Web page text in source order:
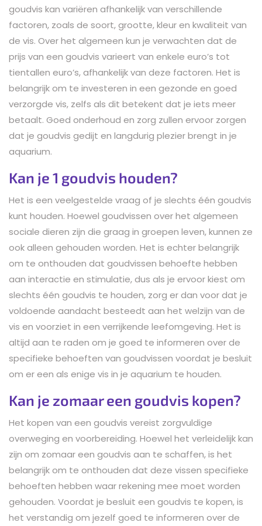
goudvis kan variëren afhankelijk van verschillende
factoren, zoals de soort, grootte, kleur en kwaliteit van
de vis. Over het algemeen kun je verwachten dat de
prijs van een goudvis varieert van enkele euro’s tot
tientallen euro’s, afhankelijk van deze factoren. Het is
belangrijk om te investeren in een gezonde en goed
verzorgde vis, zelfs als dit betekent dat je iets meer
betaalt. Goed onderhoud en zorg zullen ervoor zorgen
dat je goudvis gedijt en langdurig plezier brengt in je
aquarium.
Kan je 1 goudvis houden?
Het is een veelgestelde vraag of je slechts één goudvis
kunt houden. Hoewel goudvissen over het algemeen
sociale dieren zijn die graag in groepen leven, kunnen ze
ook alleen gehouden worden. Het is echter belangrijk
om te onthouden dat goudvissen behoefte hebben
aan interactie en stimulatie, dus als je ervoor kiest om
slechts één goudvis te houden, zorg er dan voor dat je
voldoende aandacht besteedt aan het welzijn van de
vis en voorziet in een verrijkende leefomgeving. Het is
altijd aan te raden om je goed te informeren over de
specifieke behoeften van goudvissen voordat je besluit
om er een als enige vis in je aquarium te houden.
Kan je zomaar een goudvis kopen?
Het kopen van een goudvis vereist zorgvuldige
overweging en voorbereiding. Hoewel het verleidelijk kan
zijn om zomaar een goudvis aan te schaffen, is het
belangrijk om te onthouden dat deze vissen specifieke
behoeften hebben waar rekening mee moet worden
gehouden. Voordat je besluit een goudvis te kopen, is
het verstandig om jezelf goed te informeren over de